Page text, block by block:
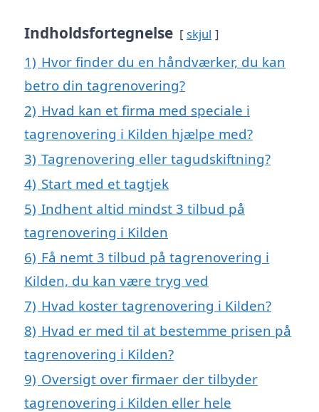
Indholdsfortegnelse skjul
1) Hvor finder du en håndværker, du kan
betro din tagrenovering?
2) Hvad kan et firma med speciale i
tagrenovering i Kilden hjælpe med?
3) Tagrenovering eller tagudskiftning?
4) Start med et tagtjek
5) Indhent altid mindst 3 tilbud på
tagrenovering i Kilden
6) Få nemt 3 tilbud på tagrenovering i
Kilden, du kan være tryg ved
7) Hvad koster tagrenovering i Kilden?
8) Hvad er med til at bestemme prisen på
tagrenovering i Kilden?
9) Oversigt over firmaer der tilbyder
tagrenovering i Kilden eller hele